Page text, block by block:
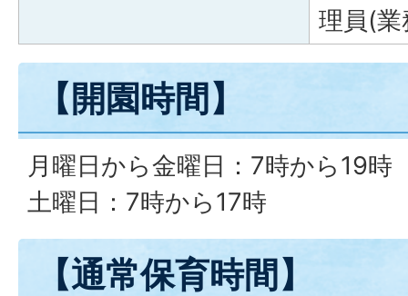
理員(
【開園時間】
月曜日から金曜日：7時から19時
土曜日：7時から17時
【通常保育時間】